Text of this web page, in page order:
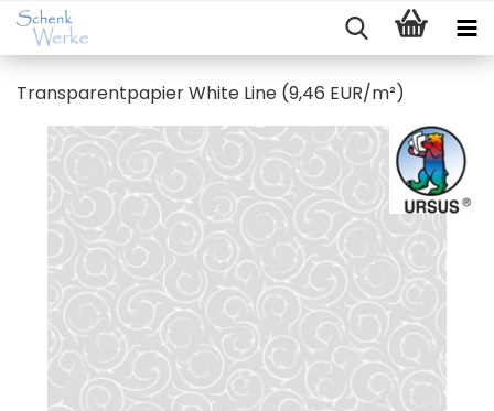
Trans­pa­rent­pa­pier White Line (9,46 EUR/m²)